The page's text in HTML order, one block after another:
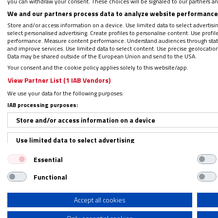
invadido a Estados Unidos, fue
en 1898, fue al revés.
Pendiente de pago
La triste realidad es que
resolver y esas cuentas viejas
carácter general, tanto para la
general para los seres que
asuntos no resueltos se quedan
Es por eso que dice el
recuerdas que hay un hermano
contra ti (no tú contra él, él
atiende el asunto que tienes con
al que has ofendido. No dejes en
We and our partners process data to analyze website
Store and/or access information on a device. Use limited data to select
select personalised advertising. Create profiles to personalise content. Use
performance. Measure content performance. Understand audiences through
and improve services. Use limited data to select content. Use precise
Data may be shared outside of the European Union and send to the USA.
Your consent and the cookie policy applies solely to this website/app.
View Partner List (1 IAB Vendors)
We use your data for the following purposes:
IAB processing purposes:
Store and/or access information on a device
Use limited data to select advertising
Create profiles for personalised advertising
Use profiles to select personalised advertising
Create profiles to personalise content
Essential
Functional
Accept all cookies